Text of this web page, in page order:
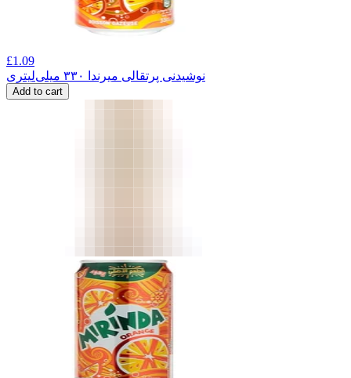
£1.09
نوشیدنی پرتقالی میرندا ۳۳۰ میلی‌لیتری
Add to cart